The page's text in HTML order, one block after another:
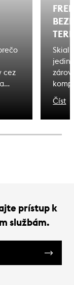
cez
na
Číst
prístup k
službám.